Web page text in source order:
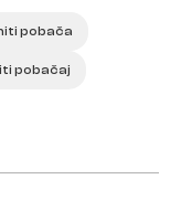
pobača
pobačaj